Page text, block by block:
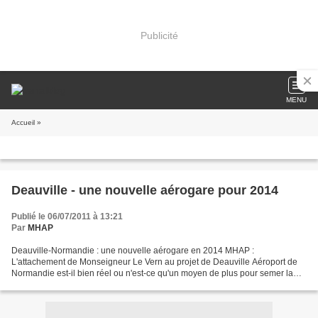
Publicité
MENU
Accueil »
Deauville - une nouvelle aérogare pour 2014
Publié le 06/07/2011 à 13:21
Par MHAP
Deauville-Normandie : une nouvelle aérogare en 2014 MHAP :
L'attachement de Monseigneur Le Vern au projet de Deauville Aéroport de
Normandie est-il bien réel ou n'est-ce qu'un moyen de plus pour semer la